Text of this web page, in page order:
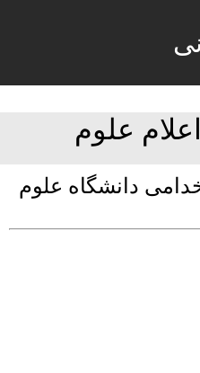
دانشگاه علوم